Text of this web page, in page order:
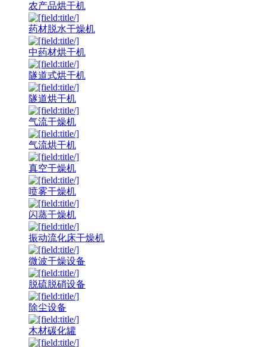
农产品烘干机
药材脱水干燥机
中药材烘干机
隧道式烘干机
隧道烘干机
气流干燥机
气流烘干机
真空干燥机
喷雾干燥机
闪蒸干燥机
振动流化床干燥机
微波干燥设备
脱硫脱硝设备
除尘设备
木材碳化罐